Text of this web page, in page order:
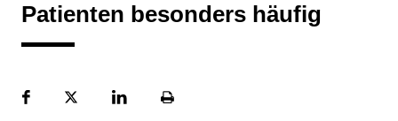
Patienten besonders häufig
FacebookPlattformLinekdInSeite